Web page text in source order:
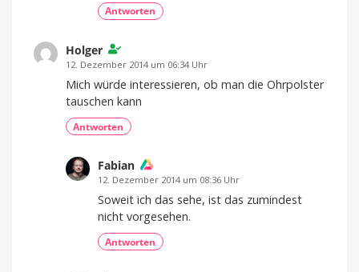
Antworten
Holger
12. Dezember 2014 um 06:34 Uhr
Mich würde interessieren, ob man die Ohrpolster
tauschen kann
Antworten
Fabian
12. Dezember 2014 um 08:36 Uhr
Soweit ich das sehe, ist das zumindest
nicht vorgesehen.
Antworten